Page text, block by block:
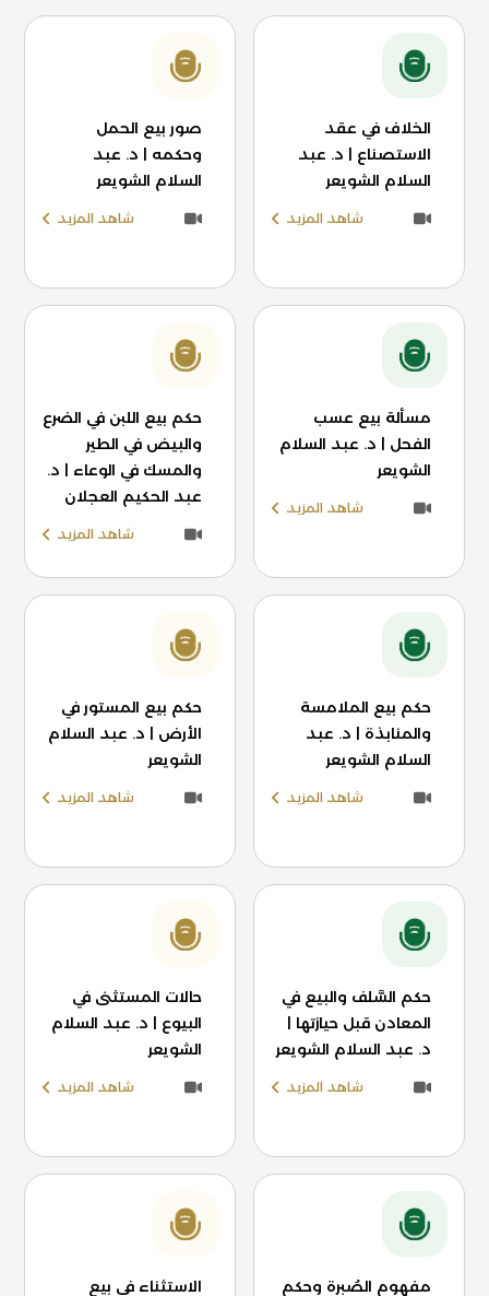
الخلاف في عقد
الاستصناع | د. عبد
السلام الشويعر
شاهد المزيد
صور بيع الحمل
وحكمه | د. عبد
السلام الشويعر
شاهد المزيد
مسألة بيع عسب
الفحل | د. عبد السلام
الشويعر
شاهد المزيد
حكم بيع اللبن في الضرع
والبيض في الطير
والمسك في الوعاء | د.
عبد الحكيم العجلان
شاهد المزيد
حكم بيع الملامسة
والمنابذة | د. عبد
السلام الشويعر
شاهد المزيد
حكم بيع المستور في
الأرض | د. عبد السلام
الشويعر
شاهد المزيد
حكم السَّلف والبيع في
المعادن قبل حيازتها |
د. عبد السلام الشويعر
شاهد المزيد
حالات المستثنى في
البيوع | د. عبد السلام
الشويعر
شاهد المزيد
مفهوم الصُبرة وحكم
الاستثناء في بيع